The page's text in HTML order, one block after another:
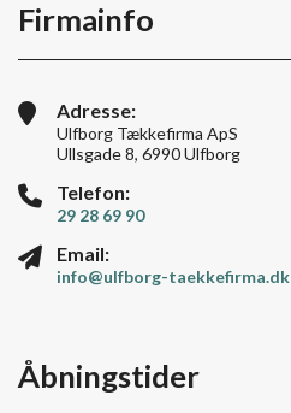
Firmainfo
Adresse:
Ulfborg Tækkefirma ApS
Ullsgade 8, 6990 Ulfborg
Telefon:
29 28 69 90
Email:
info@ulfborg-taekkefirma.dk
Åbningstider